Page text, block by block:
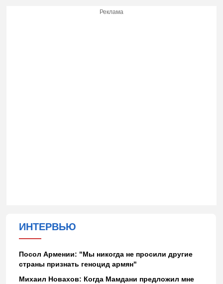
Реклама
ИНТЕРВЬЮ
Посол Армении: "Мы никогда не просили другие
страны признать геноцид армян"
Михаил Новахов: Когда Мамдани предложил мне